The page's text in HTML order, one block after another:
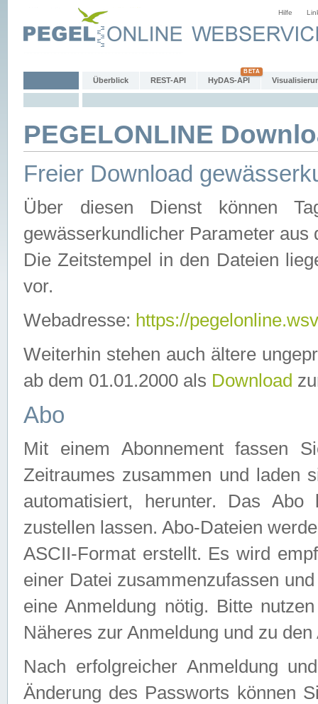
Hilfe
Überblick REST-API HyDAS-API
PEGELONLINE
Freier Download
Über diesen Dienst können
gewässerkundlicher Parameter aus
Die Zeitstempel in den Dateien
vor.
Webadresse: https://
Weiterhin stehen auch ältere
ab dem 01.01.2000 als Download
Abo
Mit einem Abonnement fassen
Zeitraumes zusammen und laden
automatisiert, herunter. Das
zustellen lassen. Abo-Dateien
ASCII-Format erstellt. Es wird
einer Datei zusammenzufassen
eine Anmeldung nötig. Bitte
Näheres zur Anmeldung und zu
Nach erfolgreicher Anmeldung
Änderung des Passworts können